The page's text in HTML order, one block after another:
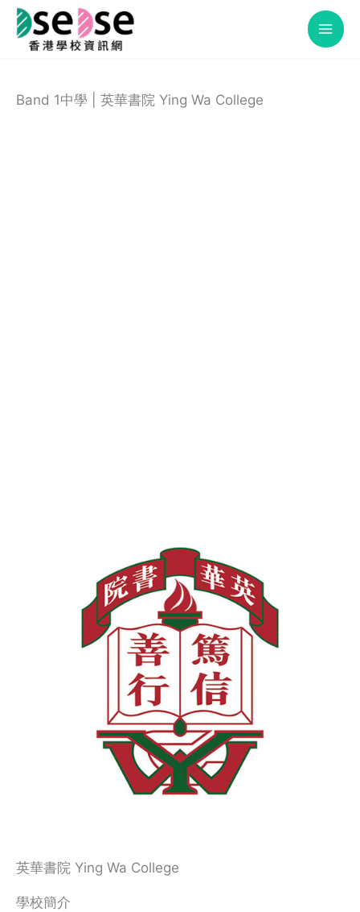
Skip
Band 1中學 | 英華書院 Ying Wa College
英華書院 Ying Wa College
學校簡介